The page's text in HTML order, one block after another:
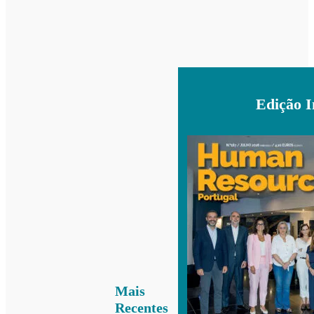
Mais
Recentes
Edição